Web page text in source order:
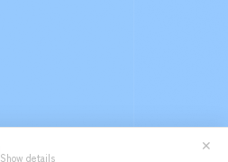
Show details
✕